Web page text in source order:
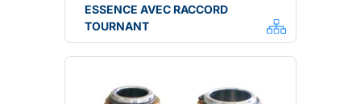
ESSENCE AVEC RACCORD
TOURNANT